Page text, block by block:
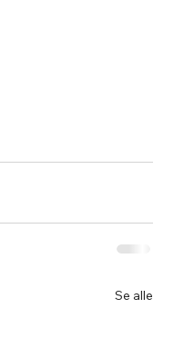
Se alle